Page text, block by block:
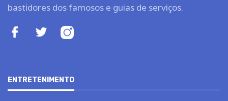
bastidores dos famosos e guias de serviços.
ENTRETENIMENTO